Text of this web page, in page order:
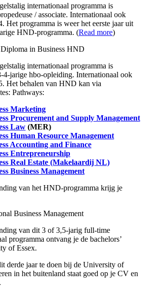
internationaal programma is
/ associate. Internationaal ook
Het programma is weer het eerste jaar uit
HND-programma. (Read more)
in Business HND
internationaal programma is
4-jarige hbo-opleiding. Internationaal ook
Het behalen van HND kan via
Pathways:
Marketing
Procurement and Supply Management
Law (MER)
Human Resource Management
Accounting and Finance
Entrepreneurship
Real Estate (Makelaardij NL)
Business Management
van het HND-programma krijg je
Business Management
van dit 3 of 3,5-jarig full-time
programma ontvang je de bachelors’
of Essex.
derde jaar te doen bij de University of
in het buitenland staat goed op je CV en